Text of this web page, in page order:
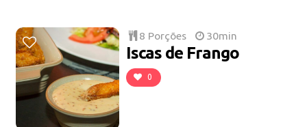
8 Porções 30min
Iscas de Frango
0